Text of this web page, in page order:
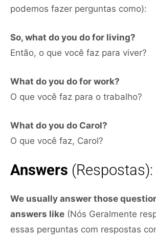
podemos fazer perguntas como):
So, what do you do for living?
Então, o que você faz para viver?
What do you do for work?
O que você faz para o trabalho?
What do you do Carol?
O que você faz, Carol?
Answers (Respostas):
We usually answer those
answers like (Nós Geralmente
essas perguntas com respostas